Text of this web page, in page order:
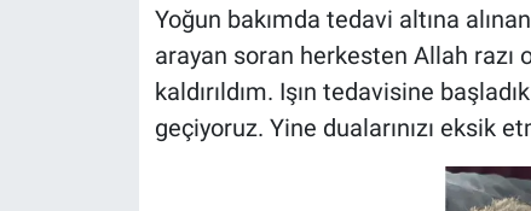
Yoğun bakımda tedavi altına
arayan soran herkesten Allah razı
kaldırıldım. Işın tedavisine
geçiyoruz. Yine dualarınızı eksik
Teknoloji
Türkiye'nin Geleceği